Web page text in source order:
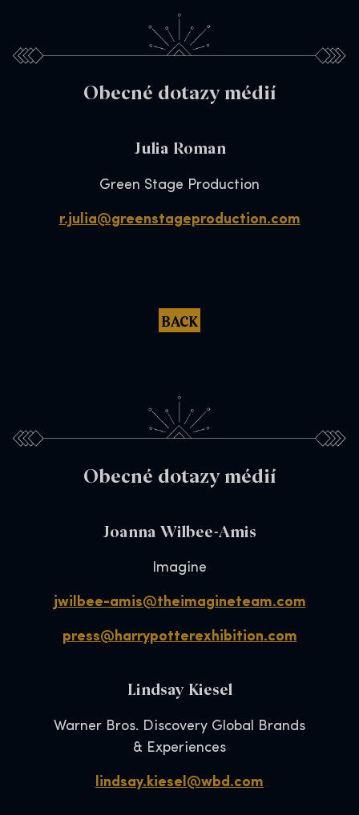
Obecné dotazy médií
Julia Roman
Green Stage Production
r.julia@greenstageproduction.com
BACK
Obecné dotazy médií
Joanna Wilbee-Amis
Imagine
jwilbee-amis@theimagineteam.com
press@harrypotterexhibition.com
Lindsay Kiesel
Warner Bros. Discovery Global Brands
& Experiences
lindsay.kiesel@wbd.com